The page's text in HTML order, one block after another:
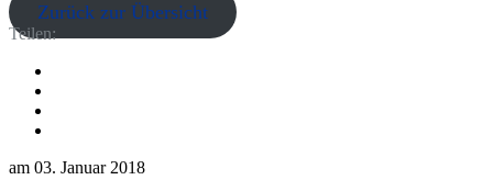
Zurück zur Übersicht
Teilen:
am 03. Januar 2018